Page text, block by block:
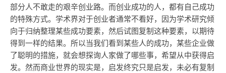
部分人不敢走的艰辛创业路。而创业成功的人，都有自己成功
的特殊方式。学术界对于创业者通常不看好，因为学术研究倾
向于归纳整理某些成功要素，然后试图复制这种要素，以期待
得到一样的结果。所以当我们看到某些人的成功，某些企业做
了聪明的措施，就会想探询人家做了哪些事，希望从中获得启
发。然而商业世界的现实是，启发终究只是启发，未必有复制